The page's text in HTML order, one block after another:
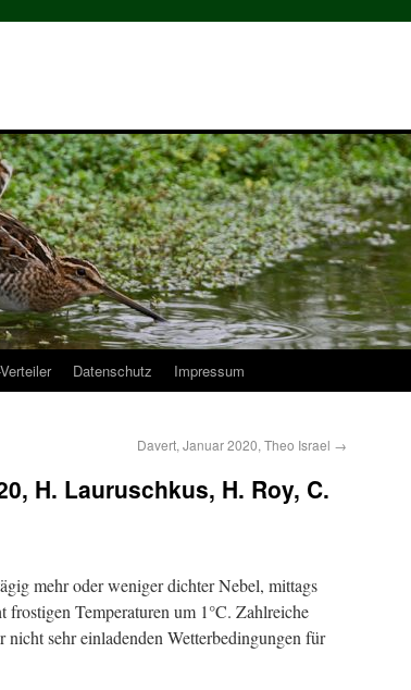
Datenschutz Impressum
Davert, Januar 2020, Theo Israel →
H. Lauruschkus, H. Roy, C.
mehr oder weniger dichter Nebel, mittags
frostigen Temperaturen um 1°C. Zahlreiche
sehr einladenden Wetterbedingungen für